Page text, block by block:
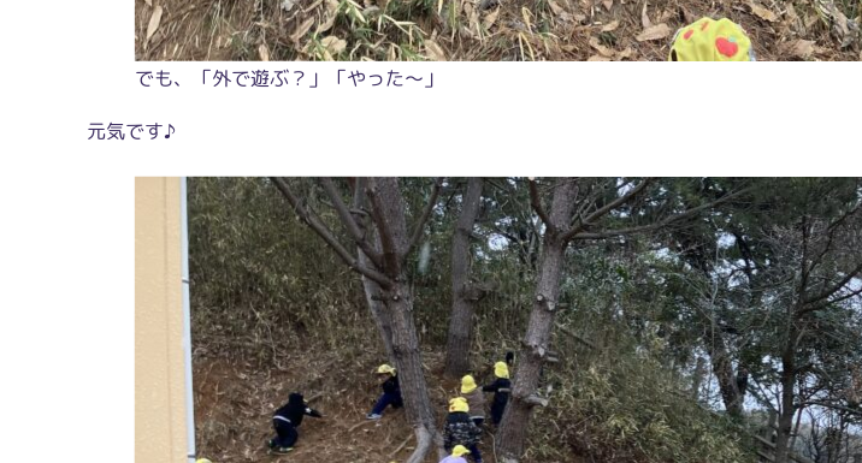
でも、「外で遊ぶ？」「やった～」
元気です♪